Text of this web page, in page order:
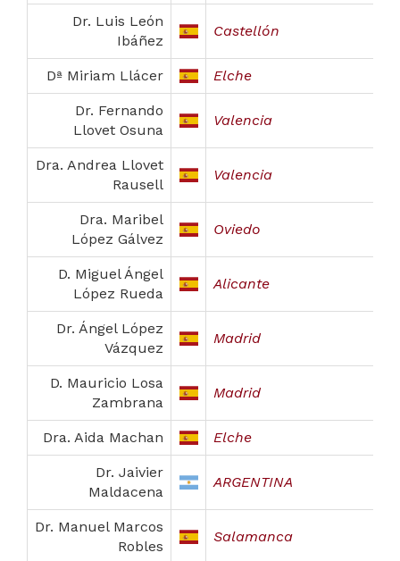
Dr. Luis León
Ibáñez
Castellón
Dª Miriam Llácer Elche
Dr. Fernando
Llovet Osuna
Valencia
Dra. Andrea Llovet
Rausell
Valencia
Dra. Maribel
López Gálvez
Oviedo
D. Miguel Ángel
López Rueda
Alicante
Dr. Ángel López
Vázquez
Madrid
D. Mauricio Losa
Zambrana
Madrid
Dra. Aida Machan Elche
Dr. Jaivier
Maldacena
ARGENTINA
Dr. Manuel Marcos
Robles
Salamanca